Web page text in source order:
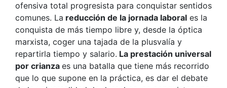
ofensiva total progresista para conquistar sentidos
comunes. La reducción de la jornada laboral es la
conquista de más tiempo libre y, desde la óptica
marxista, coger una tajada de la plusvalía y
repartirla tiempo y salario. La prestación universal
por crianza es una batalla que tiene más recorrido
que lo que supone en la práctica, es dar el debate